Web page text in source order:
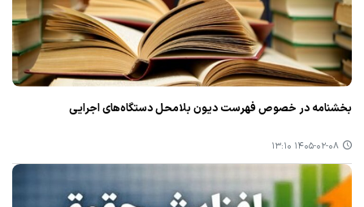
بخشنامه در خصوص فهرست دیون بلامحل دستگاه‌های اجرایی
۱۴۰۵-۰۲-۰۸ ۱۳:۱۰